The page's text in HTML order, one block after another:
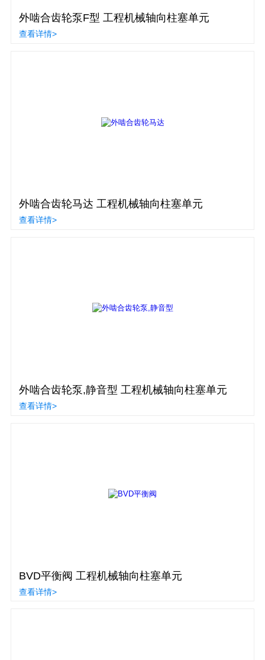
外啮合齿轮泵F型 工程机械轴向柱塞单元
查看详情>
外啮合齿轮马达 工程机械轴向柱塞单元
查看详情>
外啮合齿轮泵,静音型 工程机械轴向柱塞单元
查看详情>
BVD平衡阀 工程机械轴向柱塞单元
查看详情>